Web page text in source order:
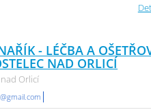
- LÉČBA A
NAD ORLICÍ
nad Orlicí